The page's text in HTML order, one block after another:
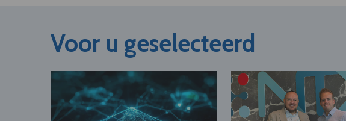
Voor u geselecteerd